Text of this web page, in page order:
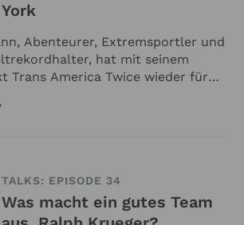
York
Abenteurer, Extremsportler und
hat mit seinem
Trans America Twice wieder für
Mal hat er die USA
TALKS: EPISODE 34
Was macht ein gutes Team